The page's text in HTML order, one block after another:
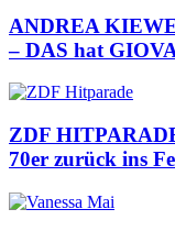
ANDREA
– DAS hat
ZDF
70er zurück ins